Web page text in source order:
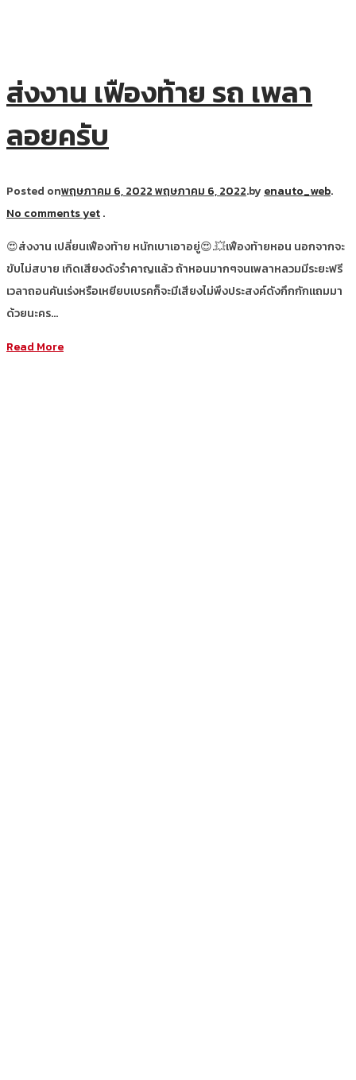
ส่งงาน เฟืองท้าย รถ เพลา
ลอยครับ
Posted onพฤษภาคม 6, 2022พฤษภาคม 6, 2022.by enauto_web.
No comments yet.
😍ส่งงาน เปลี่ยนเฟืองท้าย หนักเบาเอาอยู่😍.💥เฟืองท้ายหอน นอกจากจะ
ขับไม่สบาย เกิดเสียงดังรำคาญแล้ว ถ้าหอนมากๆจนเพลาหลวมมีระยะฟรี
เวลาถอนคันเร่งหรือเหยียบเบรคก็จะมีเสียงไม่พึงประสงค์ดังกึกกักแถมมา
ด้วยนะคร…
Read More